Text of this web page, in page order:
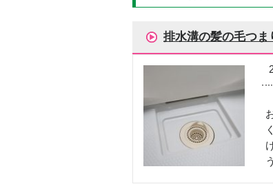
排水溝の髪の毛つ